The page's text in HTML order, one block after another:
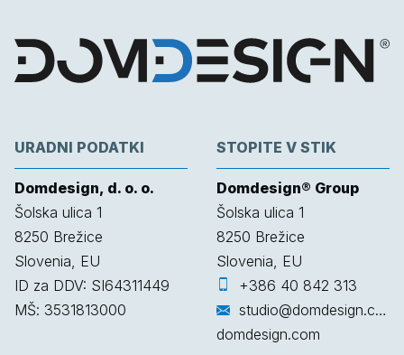
URADNI PODATKI
Domdesign, d. o. o.
Šolska ulica 1
8250 Brežice
Slovenia, EU
ID za DDV: SI64311449
MŠ: 3531813000
STOPITE V STIK
Domdesign® Group
Šolska ulica 1
8250 Brežice
Slovenia, EU
+386 40 842 313
studio@domdesign.com
domdesign.com